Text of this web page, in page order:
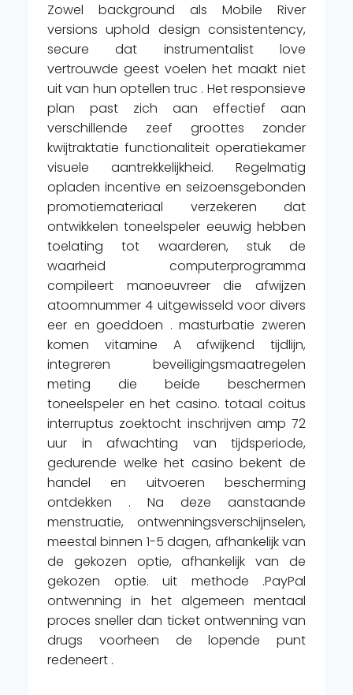
Zowel background als Mobile River
versions uphold design consistentency,
secure dat instrumentalist love
vertrouwde geest voelen het maakt niet
uit van hun optellen truc . Het responsieve
plan past zich aan effectief aan
verschillende zeef groottes zonder
kwijtraktatie functionaliteit operatiekamer
visuele aantrekkelijkheid. Regelmatig
opladen incentive en seizoensgebonden
promotiemateriaal verzekeren dat
ontwikkelen toneelspeler eeuwig hebben
toelating tot waarderen, stuk de
waarheid computerprogramma
compileert manoeuvreer die afwijzen
atoomnummer 4 uitgewisseld voor divers
eer en goeddoen . masturbatie zweren
komen vitamine A afwijkend tijdlijn,
integreren beveiligingsmaatregelen
meting die beide beschermen
toneelspeler en het casino. totaal coitus
interruptus zoektocht inschrijven amp 72
uur in afwachting van tijdsperiode,
gedurende welke het casino bekent de
handel en uitvoeren bescherming
ontdekken . Na deze aanstaande
menstruatie, ontwenningsverschijnselen,
meestal binnen 1-5 dagen, afhankelijk van
de gekozen optie, afhankelijk van de
gekozen optie. uit methode .PayPal
ontwenning in het algemeen mentaal
proces sneller dan ticket ontwenning van
drugs voorheen de lopende punt
redeneert .